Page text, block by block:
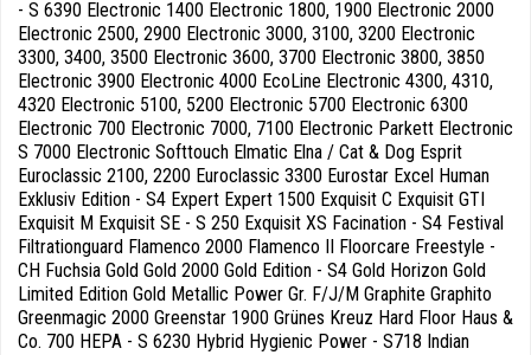
- S 6390 Electronic 1400 Electronic 1800, 1900 Electronic 2000
Electronic 2500, 2900 Electronic 3000, 3100, 3200 Electronic
3300, 3400, 3500 Electronic 3600, 3700 Electronic 3800, 3850
Electronic 3900 Electronic 4000 EcoLine Electronic 4300, 4310,
4320 Electronic 5100, 5200 Electronic 5700 Electronic 6300
Electronic 700 Electronic 7000, 7100 Electronic Parkett Electronic
S 7000 Electronic Softtouch Elmatic Elna / Cat & Dog Esprit
Euroclassic 2100, 2200 Euroclassic 3300 Eurostar Excel Human
Exklusiv Edition - S4 Expert Expert 1500 Exquisit C Exquisit GTI
Exquisit M Exquisit SE - S 250 Exquisit XS Facination - S4 Festival
Filtrationguard Flamenco 2000 Flamenco II Floorcare Freestyle -
CH Fuchsia Gold Gold 2000 Gold Edition - S4 Gold Horizon Gold
Limited Edition Gold Metallic Power Gr. F/J/M Graphite Graphito
Greenmagic 2000 Greenstar 1900 Grünes Kreuz Hard Floor Haus &
Co. 700 HEPA - S 6230 Hybrid Hygienic Power - S718 Indian